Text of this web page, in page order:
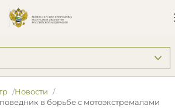
центр
Новости
в борьбе с мотоэкстремалами